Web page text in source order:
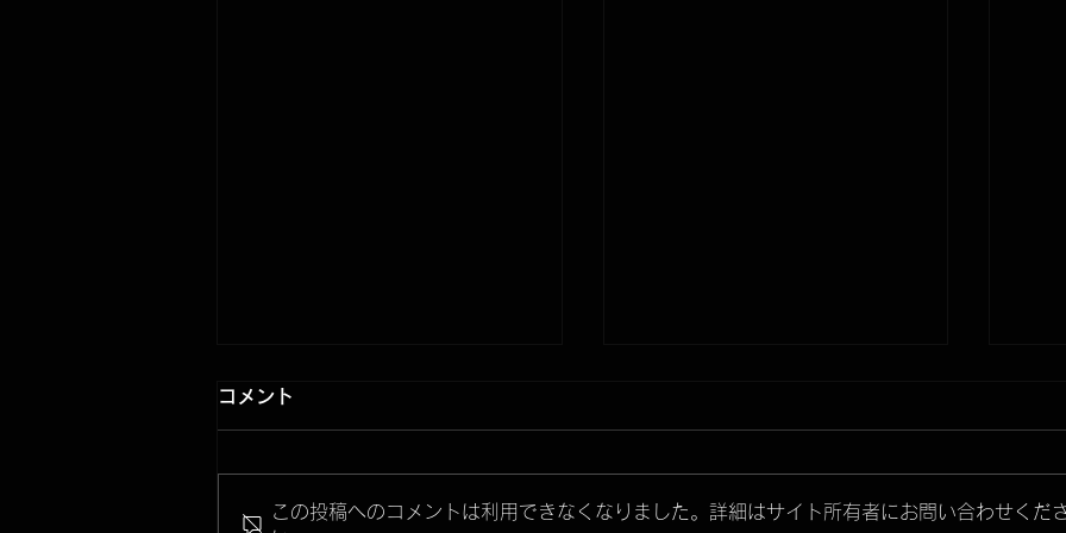
コメント
この投稿へのコメントは利用できなくなりました。詳細はサイト所有者にお問い合わせくだ